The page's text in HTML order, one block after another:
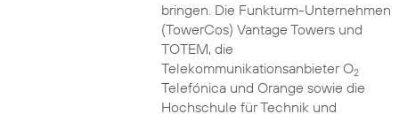
bringen. Die Funkturm-Unternehmen
(TowerCos) Vantage Towers und
TOTEM, die
Telekommunikationsanbieter O2
Telefónica und Orange sowie die
Hochschule für Technik und